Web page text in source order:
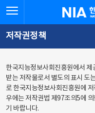
문
로
가
체
뉴
바
가
한국지능
저작권정책
한국지능정보사회진흥원에서 제
받는 저작물로서 별도의 표시 도
로 한국지능정보사회진흥원에
우에는 저작권법 제97조의5에
기 바랍니다.